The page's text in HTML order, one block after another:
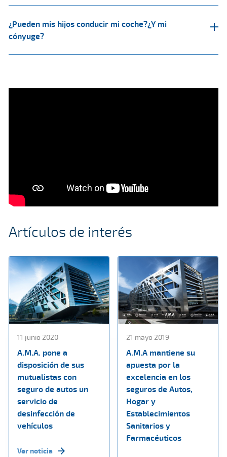
¿Pueden mis hijos conducir mi coche?¿Y mi
cónyuge?
Artículos de interés
11 junio 2020
A.M.A. pone a
disposición de sus
mutualistas con
seguro de autos un
servicio de
desinfección de
vehículos
Ver noticia
21 mayo 2019
A.M.A mantiene su
apuesta por la
excelencia en los
seguros de Autos,
Hogar y
Establecimientos
Sanitarios y
Farmacéuticos